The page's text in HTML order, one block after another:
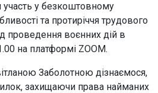
участь у безкоштовному
та протиріччя трудового
проведення воєнних дій в
на платформі ZOOM.
Заболотною дізнаємося,
захищаючи права найманих